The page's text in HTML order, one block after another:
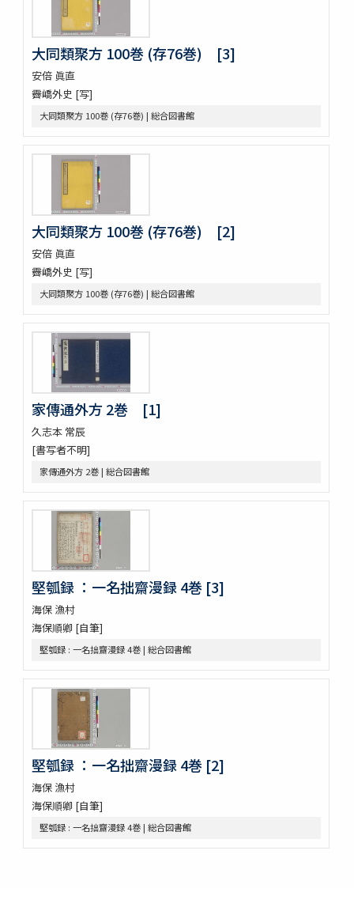
本草綱目序註
本艸序例
新添脩治纂要 5巻
本草和名抜書
本草和名字類
就正大和本艸抜萃
本草
太平和劑圖經本草藥性緫論
蘭法口傳明細書
醫史 10巻
日記
日記
醫藏目録 1巻疹子心法1巻
鶚軒文庫藏書目録 : 醫書部
經傳醫話
獻芹録
獻芹録
濟生醫院記
煉霞翁年譜
近世名醫傳
戊申日記
橘黄年譜 3巻
玉機微義 50巻目録1巻
新刻蕐佗内照圖 2巻
怪疾奇方
蛔蟲論
新刻萬氏家傳廣嗣紀要 5巻
新刊外科正宗 4巻
新刊外科正宗 4巻
新刊外科正宗 4巻
立齋外科發揮 8巻
新刻秘授外科百効全書 6巻
唐王燾先生外臺秘要方 40巻序目1巻
外臺祕要藥品攷
景岳新方砭 4巻
景岳全書 64巻
脚氣症原論
虎列剌病論
攷正古方權量説 1巻附言1巻
梧右雜記
張景岳腫脹全書
菩鳴喥英袖珍方叢 初編2巻
雜疫纂要
大同類聚方 100巻 (存76巻) [3]
安倍 眞直
霽嶠外史 [写]
大同類聚方 100巻 (存76巻) | 総合図書館
大同類聚方 100巻 (存76巻) [2]
安倍 眞直
霽嶠外史 [写]
大同類聚方 100巻 (存76巻) | 総合図書館
家傳通外方 2巻 [1]
久志本 常辰
[書写者不明]
家傳通外方 2巻 | 総合図書館
堅瓠録 ：一名拙齋漫録 4巻 [3]
海保 漁村
海保順卿 [自筆]
堅瓠録 : 一名拙齋漫録 4巻 | 総合図書館
堅瓠録 ：一名拙齋漫録 4巻 [2]
海保 漁村
海保順卿 [自筆]
堅瓠録 : 一名拙齋漫録 4巻 | 総合図書館